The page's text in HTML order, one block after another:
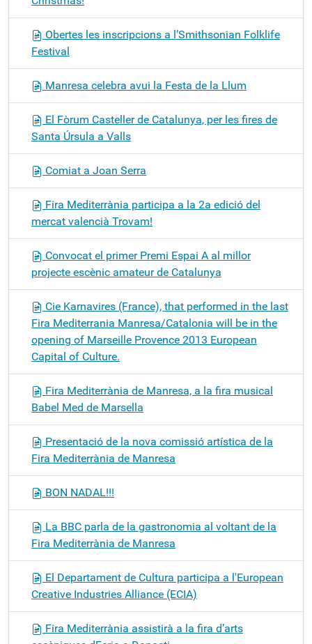
Obertes les inscripcions a l’Smithsonian Folklife
Festival
Manresa celebra avui la Festa de la Llum
El Fòrum Casteller de Catalunya, per les fires de
Santa Úrsula a Valls
Comiat a Joan Serra
Fira Mediterrània participa a la 2a edició del
mercat valencià Trovam!
Convocat el primer Premi Espai A al millor
projecte escènic amateur de Catalunya
Cie Karnavires (France), that performed in the last
Fira Mediterrania Manresa/Catalonia will be in the
opening of Marseille Provence 2013 European
Capital of Culture.
Fira Mediterrània de Manresa, a la fira musical
Babel Med de Marsella
Presentació de la nova comissió artística de la
Fira Mediterrània de Manresa
BON NADAL!!!
La BBC parla de la gastronomia al voltant de la
Fira Mediterrània de Manresa
El Departament de Cultura participa a l'European
Creative Industries Alliance (ECIA)
Fira Mediterrània assistirà a la fira d’arts